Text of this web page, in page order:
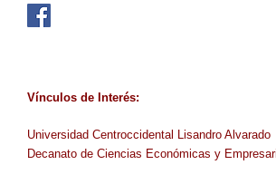
Vínculos de Interés:
Universidad Centroccidental Lisandro Alvarado
Decanato de Ciencias Económicas y